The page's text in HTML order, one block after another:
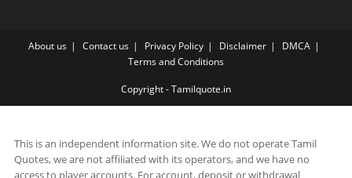
About us Contact us Privacy Policy Disclaimer
DMCA
Terms and Conditions
Copyright - Tamilquote.in
This is an independent information site. We do not operate Tamil
Quotes, we are not affiliated with its operators, and we have no
access to player accounts. For account, deposit or withdrawal